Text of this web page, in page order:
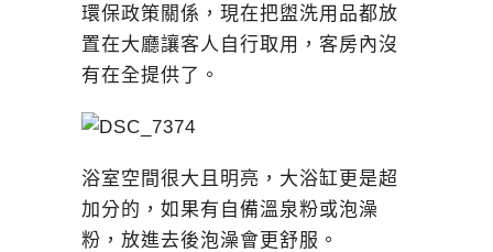
環保政策關係，現在把盥洗用品都放
置在大廳讓客人自行取用，客房內沒
有在全提供了。
浴室空間很大且明亮，大浴缸更是超
加分的，如果有自備溫泉粉或泡澡
粉，放進去後泡澡會更舒服。